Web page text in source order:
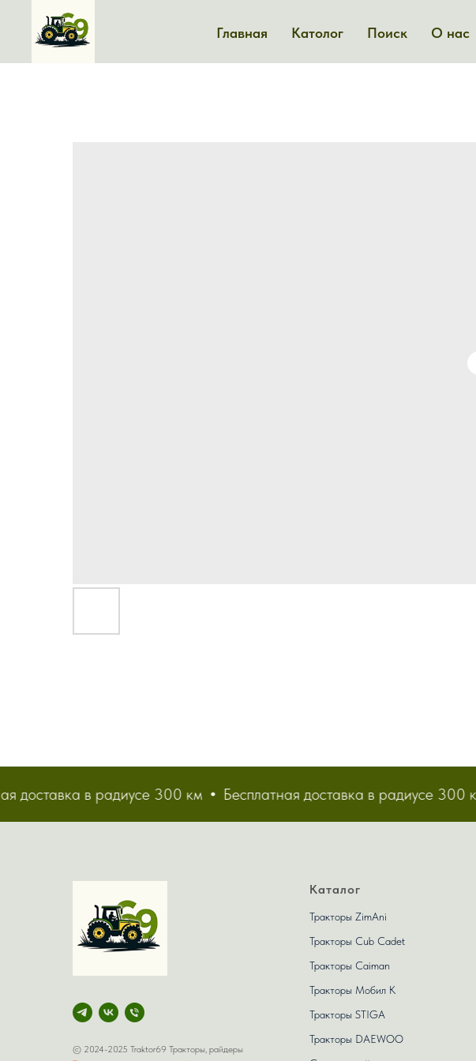
Главная Католог Поиск О нас
доставка в радиусе 300 км Бесплатная доставка в радиусе 300 км
© 2024-2025 Traktor69 Тракторы, райдеры
Каталог
Тракторы ZimAni
Тракторы Сub Сadet
Тракторы Caiman
Тракторы Мобил К
Тракторы STIGA
Тракторы DAEWOO